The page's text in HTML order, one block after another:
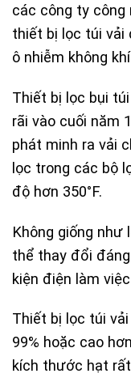
các công ty công
thiết bị lọc túi vải
ô nhiễm không
Thiết bị lọc bụi
rãi vào cuối năm
phát minh ra vải
lọc trong các bộ
độ hơn 350°F.
Không giống
thể thay đổi
kiện điện làm
Thiết bị lọc túi
99% hoặc cao
kích thước hạt